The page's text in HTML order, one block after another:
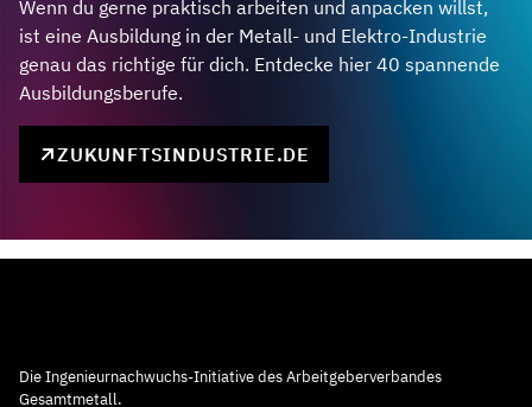
Wenn du gerne praktisch arbeiten und anpacken willst,
ist eine Ausbildung in der Metall- und Elektro-Industrie
genau das richtige für dich. Entdecke hier 40 spannende
Ausbildungsberufe.
ZUKUNFTSINDUSTRIE.DE
Die Ingenieurnachwuchs-Initiative des Arbeitgeberverbandes
Gesamtmetall.